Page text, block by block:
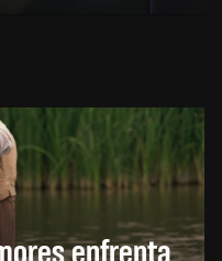
enfrenta